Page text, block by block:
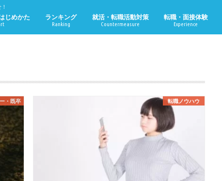
じめかた ランキング
Ranking
就活・転職活動対策
Countermeasure
転職・面接体験
Experience
・既卒 転職ノウハウ